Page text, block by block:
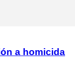
a homicida